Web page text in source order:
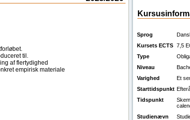
til.
af flertydighed
empirisk materiale
Sprog
Kursets ECTS 7,5
Type
Niveau
Varighed
Et
Starttidspunkt
Tidspunkt
Studienævn